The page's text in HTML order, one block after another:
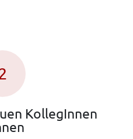
KollegInnen